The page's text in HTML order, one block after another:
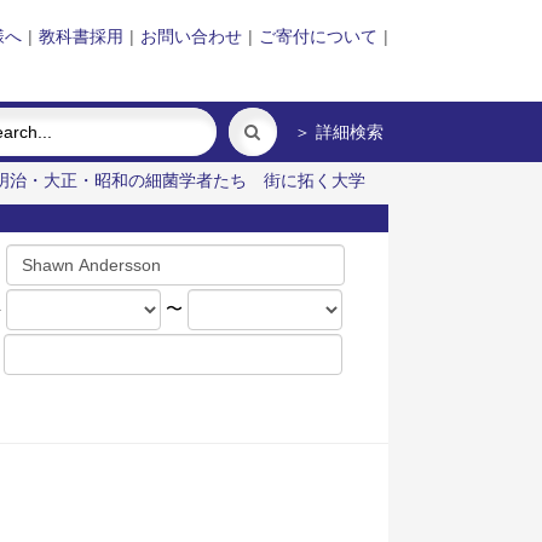
へ | 教科書採用 | お問い合わせ | ご寄付について |
＞ 詳細検索
治・大正・昭和の細菌学者たち 街に拓く大学
〜